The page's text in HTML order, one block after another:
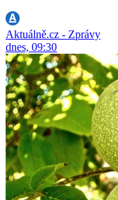
Aktuálně.cz - Zprávy
dnes, 09:30